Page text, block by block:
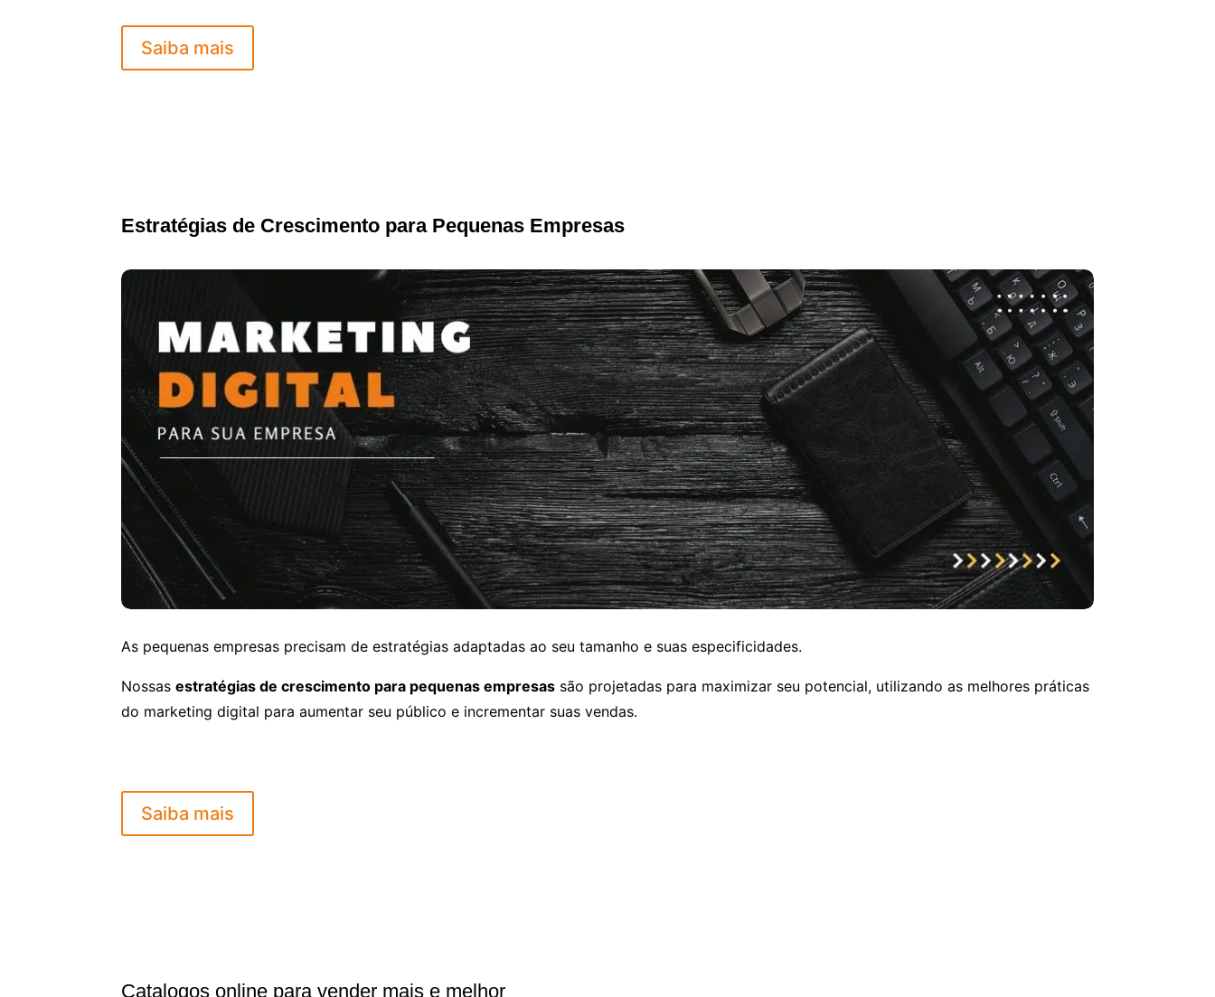
Saiba mais
Estratégias de Crescimento para Pequenas Empresas
As pequenas empresas precisam de estratégias adaptadas ao seu tamanho e suas especificidades.
Nossasestratégias de crescimento para pequenas empresas são projetadas para maximizar seu potencial, utilizando as melhores práticas
do marketing digital para aumentar seu público e incrementar suas vendas.
Saiba mais
Catalogos online para vender mais e melhor